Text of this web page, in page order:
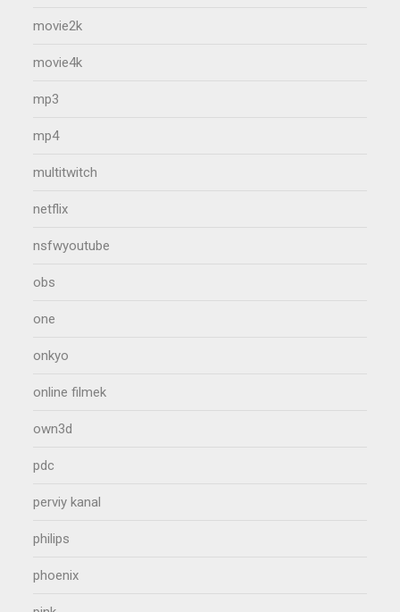
movie2k
movie4k
mp3
mp4
multitwitch
netflix
nsfwyoutube
obs
one
onkyo
online filmek
own3d
pdc
perviy kanal
philips
phoenix